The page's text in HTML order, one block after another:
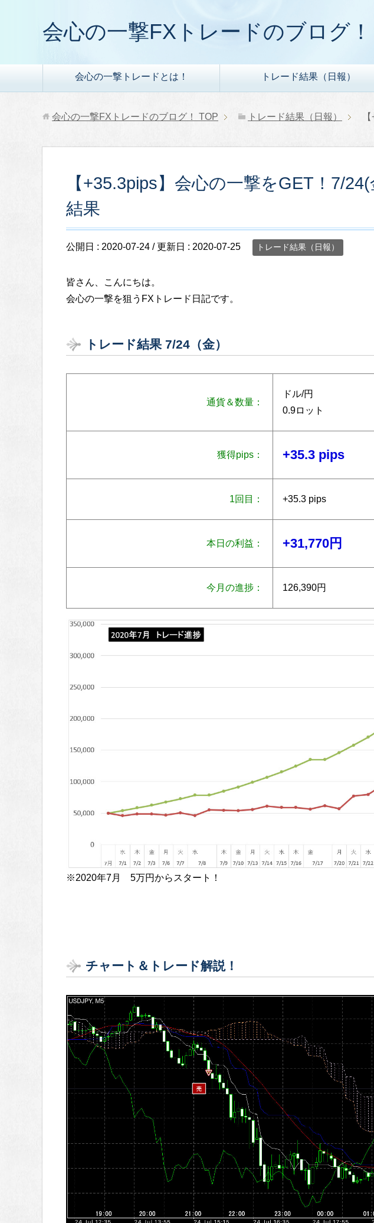
会心の一撃FXトレードのブログ！
会心の一撃トレードとは！ トレード結果（日報）
会心の一撃FXトレードのブログ！ TOP トレード結果（日報）
【+35.3pips】会心の一撃をGET！7/
結果
公開日 : 2020-07-24 / 更新日 : 2020-07-25 トレード結果（日報）
皆さん、こんにちは。
会心の一撃を狙うFXトレード日記です。
トレード結果 7/24（金）
通貨＆数量：
ドル/円
0.9ロット
獲得pips： +35.3 pips
1回目： +35.3 pips
本日の利益： +31,770円
今月の進捗： 126,390円
※2020年7月 5万円からスタート！
チャート＆トレード解説！